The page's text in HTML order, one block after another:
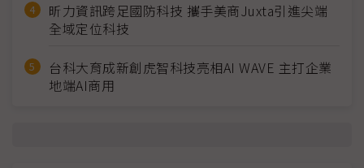
昕力資訊跨足國防科技 攜手美商Juxta引進尖端
全域定位科技
台科大育成新創虎智科技亮相AI WAVE 主打企業
地端AI商用